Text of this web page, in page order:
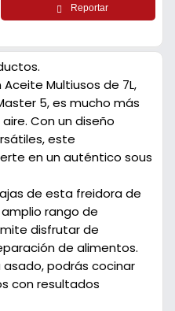
Reportar
Aceite Multiusos de 7L,
5, es mucho más
Con un diseño
este
en un auténtico sous
de esta freidora de
rango de
disfrutar de
de alimentos.
podrás cocinar
con resultados